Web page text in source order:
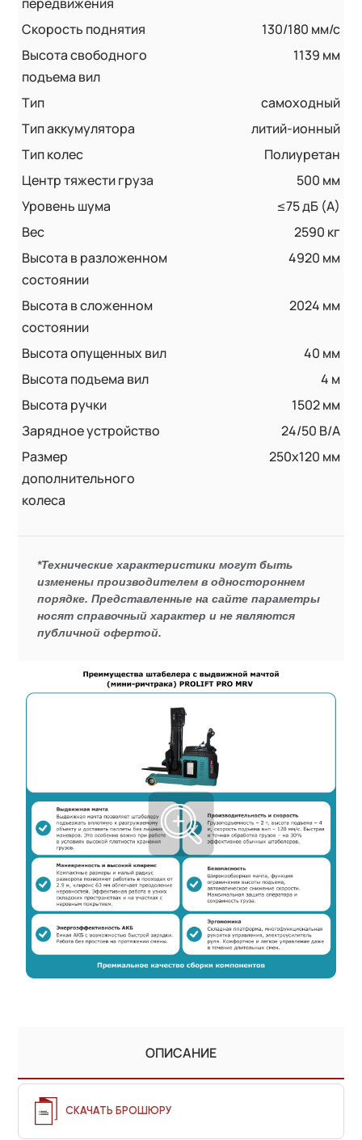
Скорость поднятия
130/180 мм/с
Высота свободного
подъема вил
1139 мм
Тип
самоходный
Тип аккумулятора
литий-ионный
Тип колес
Полиуретан
Центр тяжести груза
500 мм
Уровень шума
≤75 дБ (А)
Вес
2590 кг
Высота в разложенном
состоянии
4920 мм
Высота в сложенном
состоянии
2024 мм
Высота опущенных вил
40 мм
Высота подъема вил
4 м
Высота ручки
1502 мм
Зарядное устройство
24/50 В/А
Размер
дополнительного
колеса
250x120 мм
*Технические характеристики могут быть
изменены производителем в одностороннем
порядке. Представленные на сайте параметры
носят справочный характер и не являются
публичной офертой.
ОПИСАНИЕ
СКАЧАТЬ БРОШЮРУ